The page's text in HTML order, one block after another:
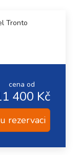
Tronto
cena od
400 Kč
rezervaci